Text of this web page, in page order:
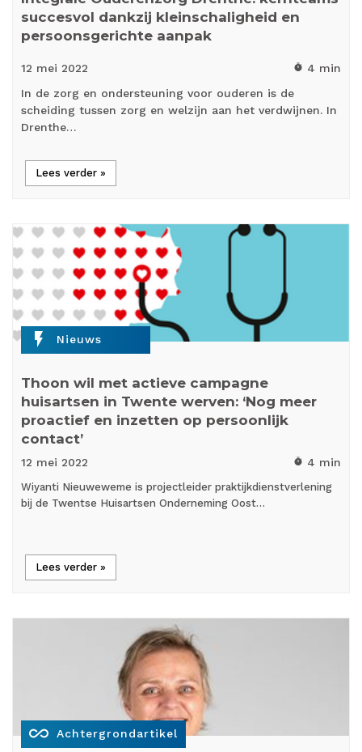
succesvol dankzij kleinschaligheid en
persoonsgerichte aanpak
12 mei 2022 timer 4 min
In de zorg en ondersteuning voor ouderen is de
scheiding tussen zorg en welzijn aan het verdwijnen. In
Drenthe…
Lees verder »
flash_on Nieuws
Thoon wil met actieve campagne
huisartsen in Twente werven: ‘Nog meer
proactief en inzetten op persoonlijk
contact’
12 mei 2022 timer 4 min
Wiyanti Nieuweweme is projectleider praktijkdienstverlening
bij de Twentse Huisartsen Onderneming Oost…
Lees verder »
all_inclusive Achtergrondartikel